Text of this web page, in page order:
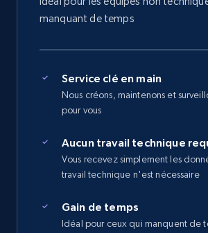
manquant de temps
Service clé en main
Nous créons, maintenons et
pour vous
Aucun travail technique
Vous recevez simplement les
travail technique n'est nécessaire
Gain de temps
Idéal pour ceux qui manquent de